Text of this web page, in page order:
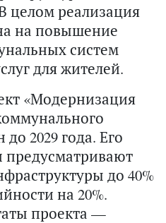
целом реализация
на повышение
систем
для жителей.
«Модернизация
до 2029 года. Его
предусматривают
до 40%
на 20%.
проекта —